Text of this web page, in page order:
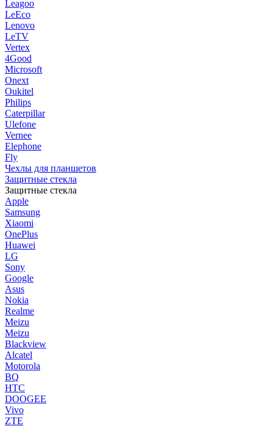
Leagoo
LeEco
Lenovo
LeTV
Vertex
4Good
Microsoft
Onext
Oukitel
Philips
Caterpillar
Ulefone
Vernee
Elephone
Fly
Чехлы для планшетов
Защитные стекла
Защитные стекла
Apple
Samsung
Xiaomi
OnePlus
Huawei
LG
Sony
Google
Asus
Nokia
Realme
Meizu
Meizu
Blackview
Alcatel
Motorola
BQ
HTC
DOOGEE
Vivo
ZTE